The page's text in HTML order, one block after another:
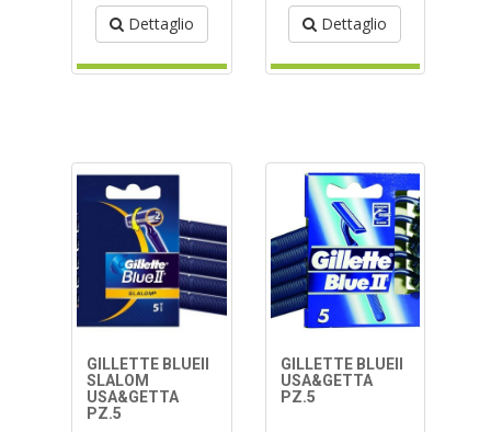
Dettaglio Dettaglio
GILLETTE BLUEII
SLALOM
USA&GETTA
PZ.5
GILLETTE BLUEII
USA&GETTA
PZ.5